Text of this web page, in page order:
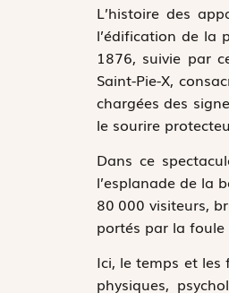
L’histoire des
l’édification de la
1876, suivie par
Saint-Pie-X,
chargées des
le sourire
Dans ce
l’esplanade de la
80 000 visiteurs,
portés par la foule
Ici, le temps et
physiques,